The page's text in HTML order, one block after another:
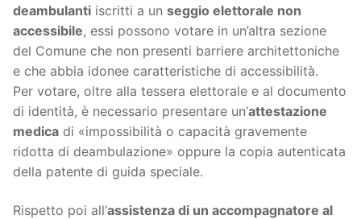
deambulanti iscritti a un seggio elettorale non
accessibile, essi possono votare in un’altra sezione
del Comune che non presenti barriere architettoniche
e che abbia idonee caratteristiche di accessibilità.
Per votare, oltre alla tessera elettorale e al documento
di identità, è necessario presentare un’attestazione
medica di «impossibilità o capacità gravemente
ridotta di deambulazione» oppure la copia autenticata
della patente di guida speciale.
Rispetto poi all’assistenza di un accompagnatore al